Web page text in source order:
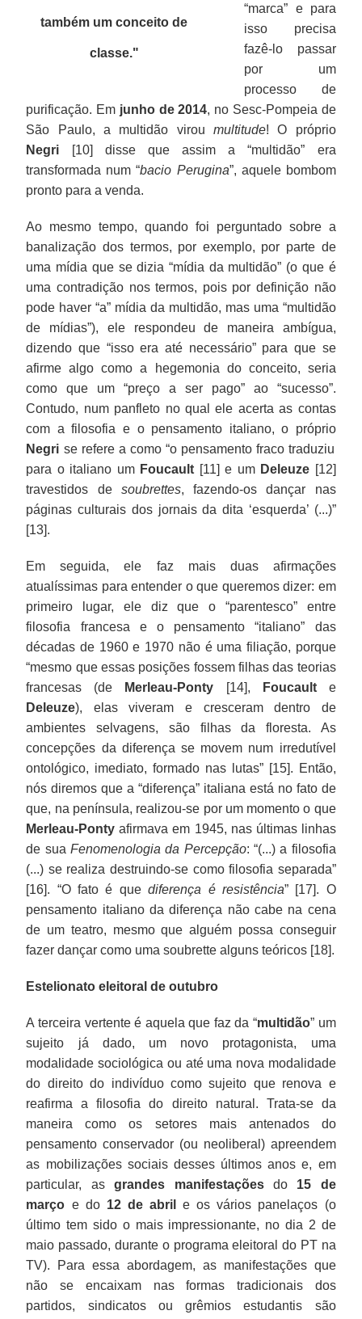
também um conceito de
classe."
“marca” e para
isso precisa
fazê-lo passar
por um
processo de
purificação. Em junho de 2014, no Sesc-Pompeia de
São Paulo, a multidão virou multitude! O próprio
Negri [10] disse que assim a “multidão” era
transformada num “bacio Perugina”, aquele bombom
pronto para a venda.
Ao mesmo tempo, quando foi perguntado sobre a
banalização dos termos, por exemplo, por parte de
uma mídia que se dizia “mídia da multidão” (o que é
uma contradição nos termos, pois por definição não
pode haver “a” mídia da multidão, mas uma “multidão
de mídias”), ele respondeu de maneira ambígua,
dizendo que “isso era até necessário” para que se
afirme algo como a hegemonia do conceito, seria
como que um “preço a ser pago” ao “sucesso”.
Contudo, num panfleto no qual ele acerta as contas
com a filosofia e o pensamento italiano, o próprio
Negri se refere a como “o pensamento fraco traduziu
para o italiano um Foucault [11] e um Deleuze [12]
travestidos de soubrettes, fazendo-os dançar nas
páginas culturais dos jornais da dita ‘esquerda’ (...)”
[13].
Em seguida, ele faz mais duas afirmações
atualíssimas para entender o que queremos dizer: em
primeiro lugar, ele diz que o “parentesco” entre
filosofia francesa e o pensamento “italiano” das
décadas de 1960 e 1970 não é uma filiação, porque
“mesmo que essas posições fossem filhas das teorias
francesas (de
Merleau-Ponty [14], Foucaulte
Deleuze), elas viveram e cresceram dentro de
ambientes selvagens, são filhas da floresta. As
concepções da diferença se movem num irredutível
ontológico, imediato, formado nas lutas” [15]. Então,
nós diremos que a “diferença” italiana está no fato de
que, na península, realizou-se por um momento o que
Merleau-Ponty afirmava em 1945, nas últimas linhas
de suaFenomenologia da Percepção: “(...) a filosofia
(...) se realiza destruindo-se como filosofia separada”
[16]. “O fato é quediferença é resistência” [17]. O
pensamento italiano da diferença não cabe na cena
de um teatro, mesmo que alguém possa conseguir
fazer dançar como uma soubrette alguns teóricos [18].
Estelionato eleitoral de outubro
A terceira vertente é aquela que faz da “multidão” um
sujeito já dado, um novo protagonista, uma
modalidade sociológica ou até uma nova modalidade
do direito do indivíduo como sujeito que renova e
reafirma a filosofia do direito natural. Trata-se da
maneira como os setores mais antenados do
pensamento conservador (ou neoliberal) apreendem
as mobilizações sociais desses últimos anos e, em
particular, asgrandes manifestaçõesdo 15 de
março e do 12 de abril
e os vários panelaços (o
último tem sido o mais impressionante, no dia 2 de
maio passado, durante o programa eleitoral do PT na
TV). Para essa abordagem, as manifestações que
não se encaixam nas formas tradicionais dos
partidos, sindicatos ou grêmios estudantis são